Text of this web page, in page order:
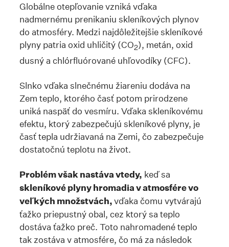
Globálne otepľovanie vzniká vďaka
nadmernému prenikaniu skleníkových plynov
do atmosféry. Medzi najdôležitejšie skleníkové
plyny patria oxid uhličitý (CO2), metán, oxid
dusný a chlórfluórované uhľovodíky (CFC).
Slnko vďaka slnečnému žiareniu dodáva na
Zem teplo, ktorého časť potom prirodzene
uniká naspäť do vesmíru. Vďaka skleníkovému
efektu, ktorý zabezpečujú skleníkové plyny, je
časť tepla udržiavaná na Zemi, čo zabezpečuje
dostatočnú teplotu na život.
Problém však nastáva vtedy, keď sa
skleníkové plyny hromadia v atmosfére vo
veľkých množstvách,vďaka čomu vytvárajú
ťažko priepustný obal, cez ktorý sa teplo
dostáva ťažko preč. Toto nahromadené teplo
tak zostáva v atmosfére, čo má za následok